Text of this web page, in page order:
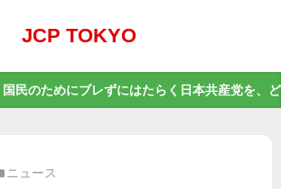
JCP TOKYO
民のためにブレずにはたらく日本共産党を、
ニュース